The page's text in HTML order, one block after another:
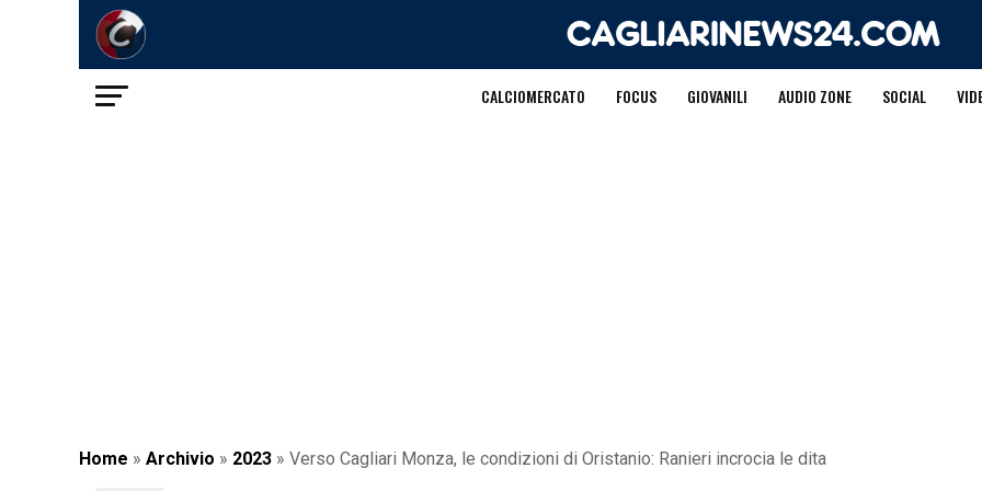
CALCIOMERCATO FOCUS GIOVANILI AUDIO ZONE SOCIAL
Home » Archivio » 2023 » Verso Cagliari Monza, le condizioni di Oristanio: Ranieri incrocia le dita